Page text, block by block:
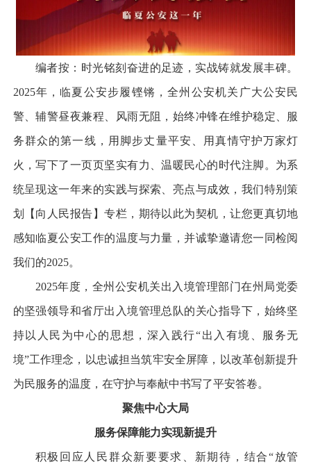
编者按：时光铭刻奋进的足迹，实战铸就发展丰碑。
2025年，临夏公安步履铿锵，全州公安机关广大公安民
警、辅警昼夜兼程、风雨无阻，始终冲锋在维护稳定、服
务群众的第一线，用脚步丈量平安、用真情守护万家灯
火，写下了一页页坚实有力、温暖民心的时代注脚。为系
统呈现这一年来的实践与探索、亮点与成效，我们特别策
划【向人民报告】专栏，期待以此为契机，让您更真切地
感知临夏公安工作的温度与力量，并诚挚邀请您一同检阅
我们的2025。
2025年度，全州公安机关出入境管理部门在州局党委
的坚强领导和省厅出入境管理总队的关心指导下，始终坚
持以人民为中心的思想，深入践行“出入有境、服务无
境”工作理念，以忠诚担当筑牢安全屏障，以改革创新提升
为民服务的温度，在守护与奉献中书写了平安答卷。
聚焦中心大局
服务保障能力实现新提升
积极回应人民群众新要要求、新期待，结合“放管